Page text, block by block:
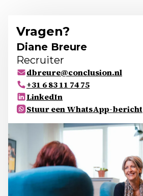
Vragen?
Diane Breure
Recruiter
dbreure@conclusion.nl
+31 6 83 11 74 75
LinkedIn
Stuur een WhatsApp-bericht